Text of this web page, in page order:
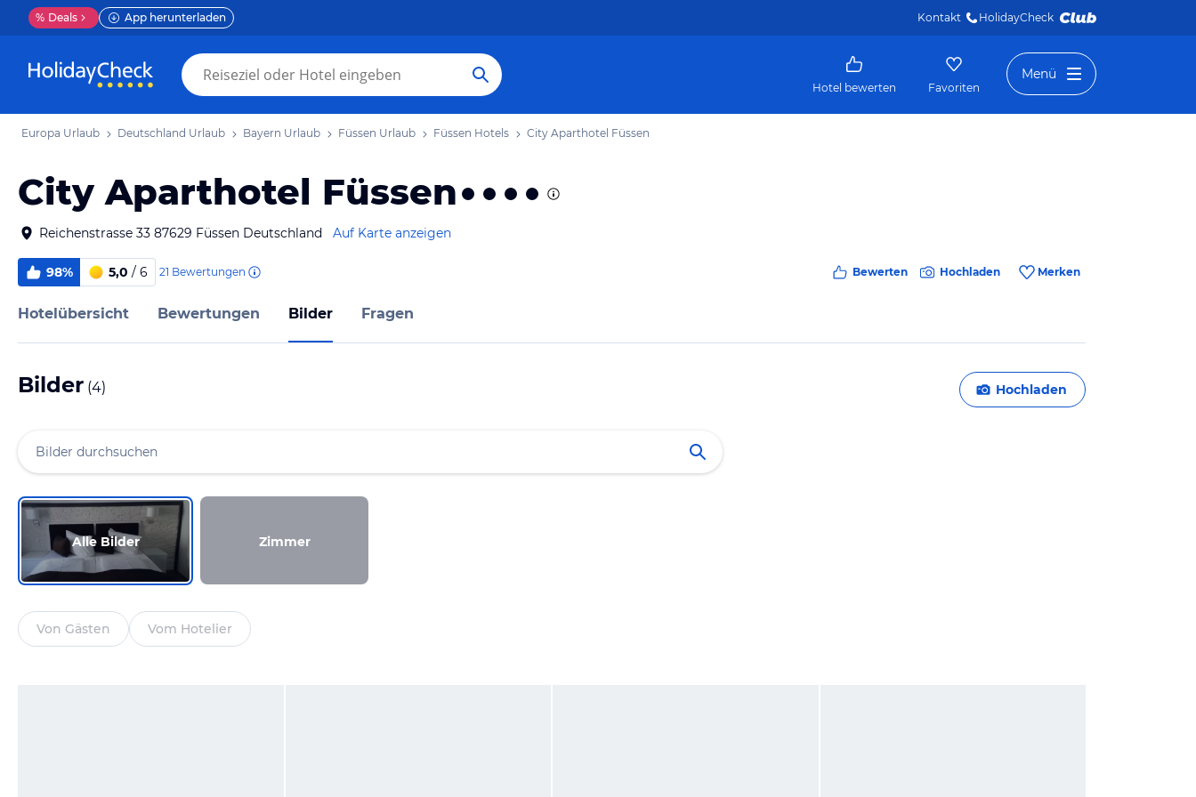
% Deals App herunterladen Kontakt HolidayCheck
Hotel bewerten Favoriten
Menü
Europa Urlaub Deutschland Urlaub Bayern Urlaub Füssen Urlaub Füssen Hotels City Aparthotel Füssen
City Aparthotel Füssen
Reichenstrasse 33 87629 Füssen Deutschland Auf Karte anzeigen
98% 5,0 / 6 21 Bewertungen Bewerten Hochladen Merken
Hotelübersicht Bewertungen Bilder Fragen
Bilder (4) Hochladen
Alle Bilder Zimmer
Von Gästen Vom Hotelier